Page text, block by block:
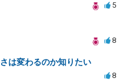
5
8
は変わるのか知りたい
8